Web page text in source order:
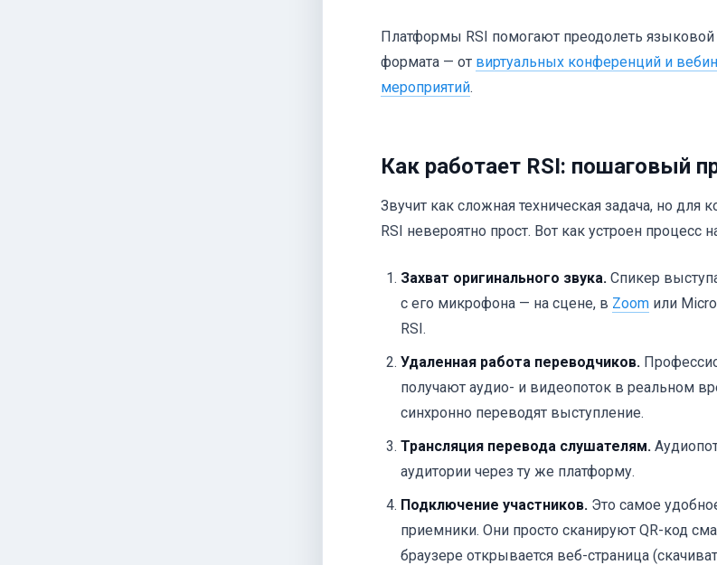
Платформы RSI помогают преодолеть
формата — от виртуальных конференций и
мероприятий.
Как работает RSI: пошаговый
Звучит как сложная техническая задача, но для
RSI невероятно прост. Вот как устроен процесс
Захват оригинального звука. Спикер
с его микрофона — на сцене, в Zoom или
RSI.
Удаленная работа переводчиков.
получают аудио- и видеопоток в реальном
синхронно переводят выступление.
Трансляция перевода слушателям.
аудитории через ту же платформу.
Подключение участников. Это самое
приемники. Они просто сканируют QR-код
браузере открывается веб-страница